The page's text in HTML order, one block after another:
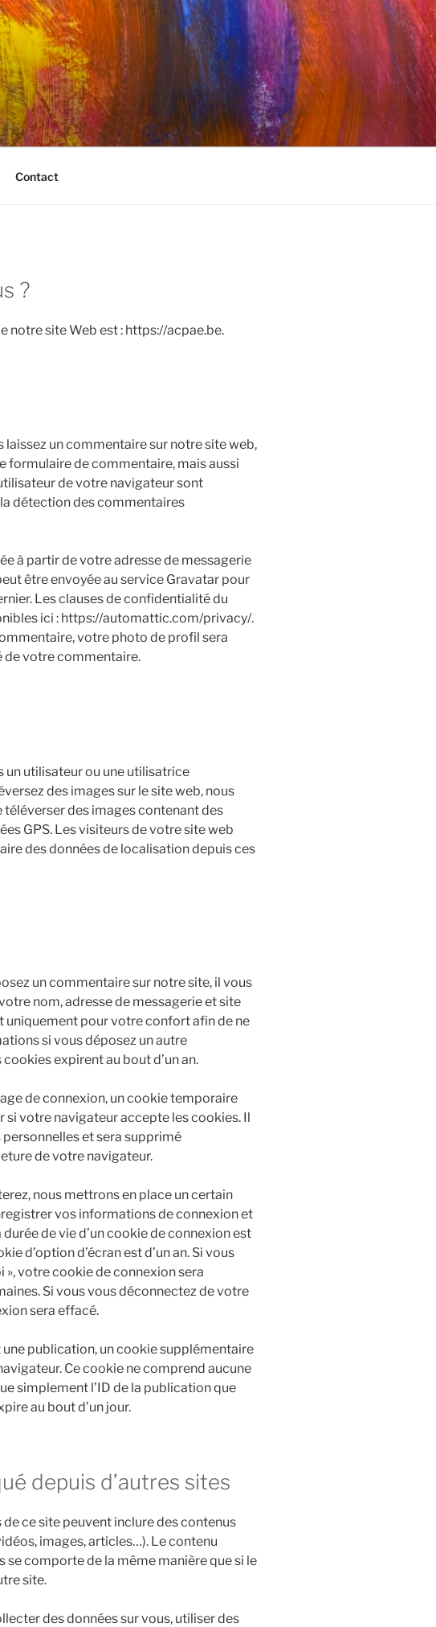
Contact
?
notre site Web est : https://acpae.be.
laissez un commentaire sur notre site web,
formulaire de commentaire, mais aussi
de votre navigateur sont
détection des commentaires
à partir de votre adresse de messagerie
être envoyée au service Gravatar pour
Les clauses de confidentialité du
ici : https://automattic.com/privacy/.
votre photo de profil sera
de votre commentaire.
un utilisateur ou une utilisatrice
des images sur le site web, nous
téléverser des images contenant des
GPS. Les visiteurs de votre site web
des données de localisation depuis ces
un commentaire sur notre site, il vous
nom, adresse de messagerie et site
uniquement pour votre confort afin de ne
si vous déposez un autre
expirent au bout d’un an.
de connexion, un cookie temporaire
si votre navigateur accepte les cookies. Il
et sera supprimé
de votre navigateur.
nous mettrons en place un certain
vos informations de connexion et
de vie d’un cookie de connexion est
d’option d’écran est d’un an. Si vous
», votre cookie de connexion sera
Si vous vous déconnectez de votre
sera effacé.
publication, un cookie supplémentaire
Ce cookie ne comprend aucune
simplement l’ID de la publication que
au bout d’un jour.
depuis d’autres sites
de ce site peuvent inclure des contenus
images, articles…). Le contenu
se comporte de la même manière que si le
site.
des données sur vous, utiliser des